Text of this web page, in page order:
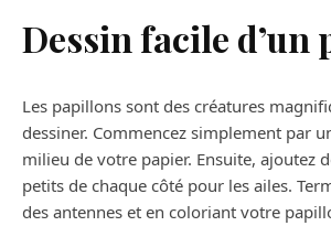
Dessin facile d’un
Les papillons sont des créatures
dessiner. Commencez simplement par
milieu de votre papier. Ensuite, ajoutez
petits de chaque côté pour les ailes.
des antennes et en coloriant votre